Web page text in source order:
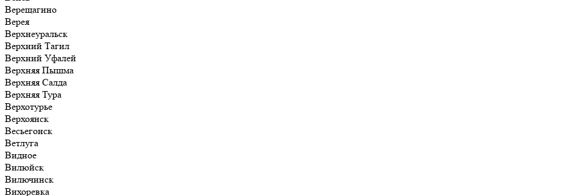
Верещагино
Верея
Верхнеуральск
Верхний Тагил
Верхний Уфалей
Верхняя Пышма
Верхняя Салда
Верхняя Тура
Верхотурье
Верхоянск
Весьегонск
Ветлуга
Видное
Вилюйск
Вилючинск
Вихоревка